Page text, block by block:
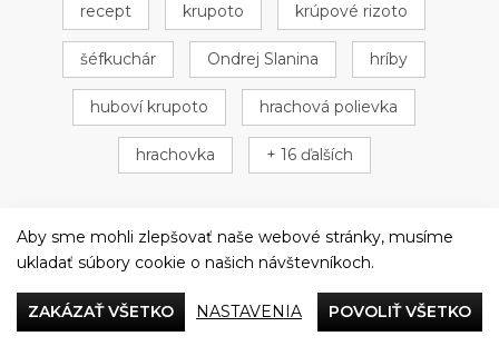
recept krupoto krúpové rizoto
šéfkuchár Ondrej Slanina hríby
huboví krupoto hrachová polievka
hrachovka + 16 ďalších
Večeriame společne
Aby sme mohli zlepšovať naše webové stránky, musíme
ukladať súbory cookie o našich návštevníkoch.
ZAKÁZAŤ VŠETKO NASTAVENIA POVOLIŤ VŠETKO